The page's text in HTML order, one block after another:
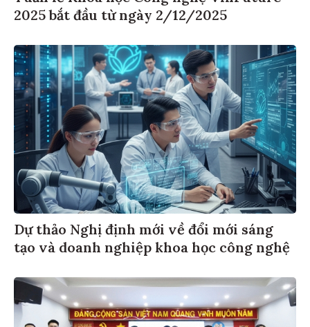
2025 bắt đầu từ ngày 2/12/2025
Dự thảo Nghị định mới về đổi mới sáng
tạo và doanh nghiệp khoa học công nghệ